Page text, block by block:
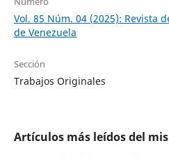
Vol. 85 Núm. 04 (2025): Revista
de Venezuela
Sección
Trabajos Originales
Artículos más leídos del